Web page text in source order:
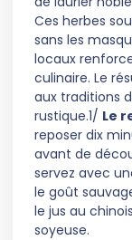
Ces herbes
sans les
locaux
culinaire. Le
aux traditions
rustique.1/ Le
reposer dix
avant de
servez avec
le goût
le jus au
soyeuse.